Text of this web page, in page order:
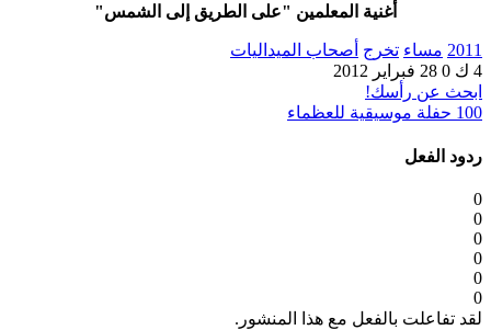
أغنية المعلمين "على الطريق إلى الشمس"
2011 مساء تخرج أصحاب الميداليات
4 ك
0 28 فبراير 2012
ابحث عن رأسك!
100 حفلة موسيقية للعظماء
ردود الفعل
0
0
0
0
0
0
لقد تفاعلت بالفعل مع هذا المنشور.